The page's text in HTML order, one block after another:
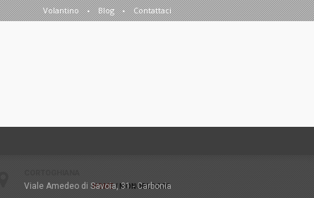
Volantino Blog Contattaci
Viale Amedeo di Savoia, 31 - Carbonia
HOME/ MONOBLOCCO